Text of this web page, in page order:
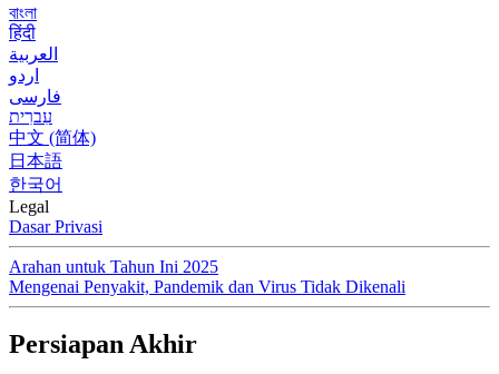
বাংলা
हिंदी
العربية
اردو
فارسی
עִברִית
中文 (简体)
日本語
한국어
Legal
Dasar Privasi
Arahan untuk Tahun Ini 2025
Mengenai Penyakit, Pandemik dan Virus Tidak Dikenali
Persiapan Akhir